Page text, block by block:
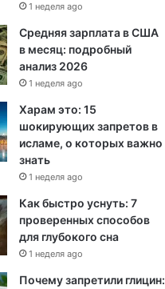
1 неделя ago
Средняя зарплата в США
в месяц: подробный
анализ 2026
1 неделя ago
Харам это: 15
шокирующих запретов в
исламе, о которых важно
знать
1 неделя ago
Как быстро уснуть: 7
проверенных способов
для глубокого сна
1 неделя ago
Почему запретили глицин: